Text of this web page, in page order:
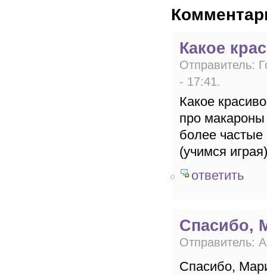
Какое
Отправитель:
- 17:41.
Какое
про
более частые
(учимся
ответить
Спасибо,
Отправитель:
Спасибо,